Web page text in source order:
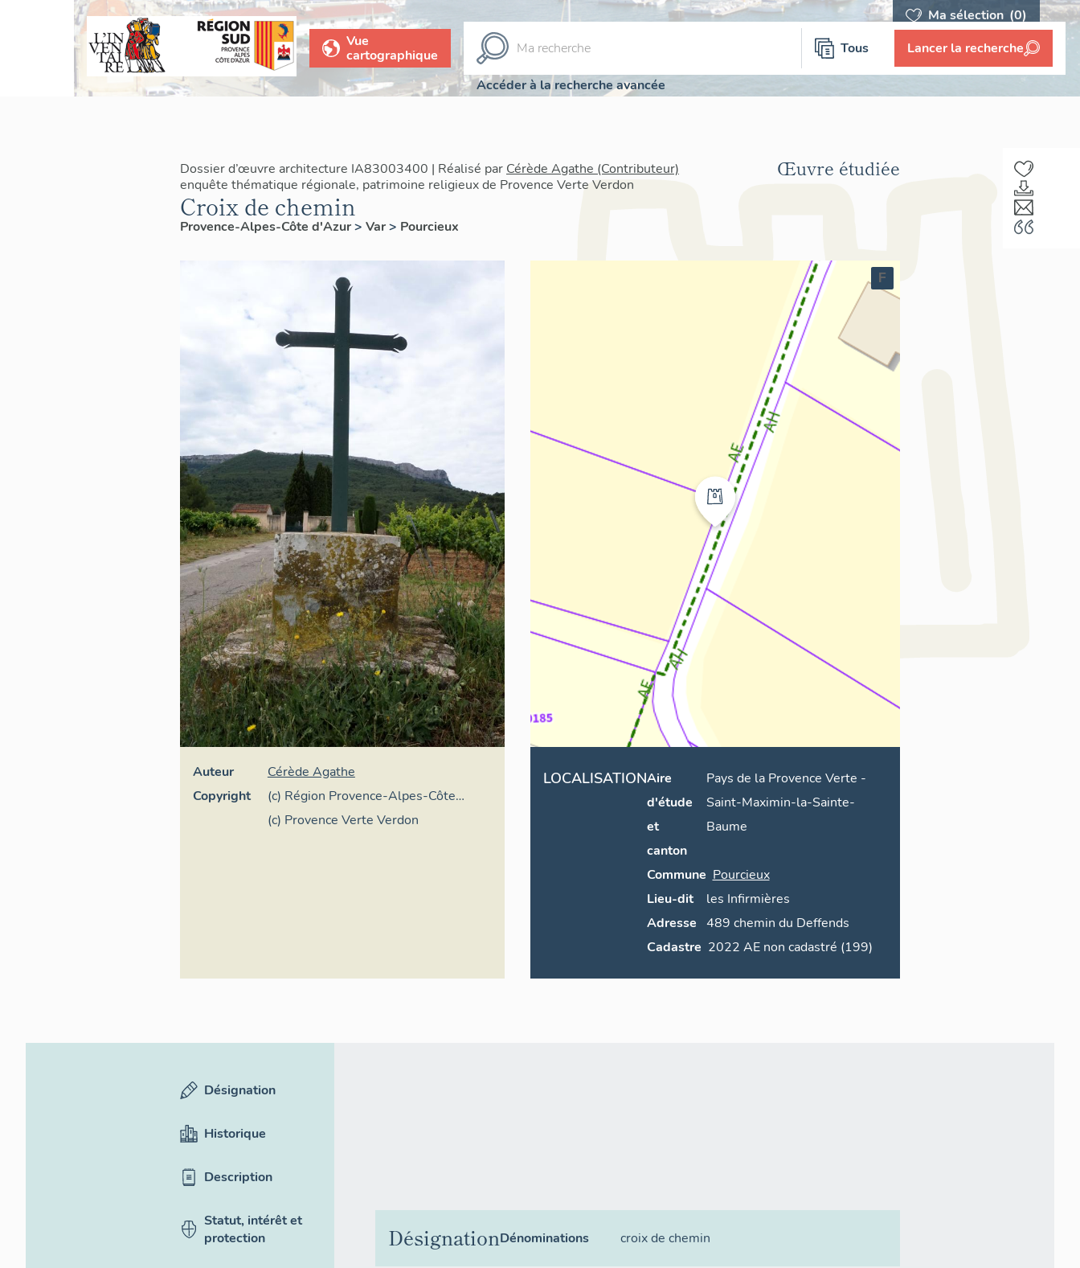
Ma sélection (0)
Vue
cartographique
Tous Lancer la recherche
Accéder à la recherche avancée
Dossier d’œuvre architecture IA83003400 | Réalisé par Cérède Agathe (Contributeur)
enquête thématique régionale, patrimoine religieux de Provence Verte Verdon
Croix de chemin
Provence-Alpes-Côte d'Azur> Var> Pourcieux
Œuvre étudiée
Auteur
Cérède Agathe
Copyright
(c) Région Provence-Alpes-Côte
d'Azur - Inventaire général
(c) Provence Verte Verdon
F
LOCALISATIONAire
d'étude
et
canton
Pays de la Provence Verte -
Saint-Maximin-la-Sainte-
Baume
Commune Pourcieux
Lieu-dit
les Infirmières
Adresse
489chemin du Deffends
Cadastre
2022 AE non cadastré (199)
Désignation
Historique
Description
Statut, intérêt et
protection
DésignationDénominations croix de chemin